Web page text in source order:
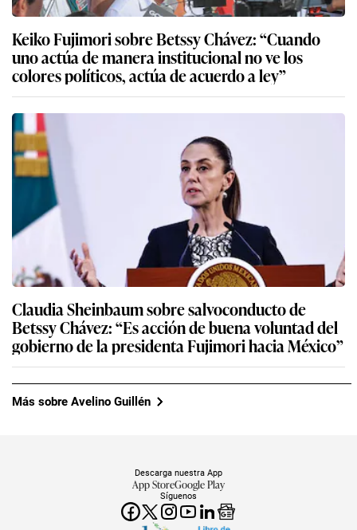
Keiko Fujimori sobre Betssy Chávez: “Cuando
uno actúa de manera institucional no ve los
colores políticos, actúa de acuerdo a ley”
Claudia Sheinbaum sobre salvoconducto de
Betssy Chávez: “Es acción de buena voluntad del
gobierno de la presidenta Fujimori hacia México”
Más sobre Avelino Guillén
Síguenos
Descarga nuestra App
App StoreGoogle Play